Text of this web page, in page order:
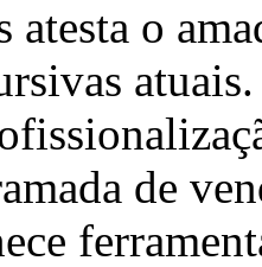
atesta o
de